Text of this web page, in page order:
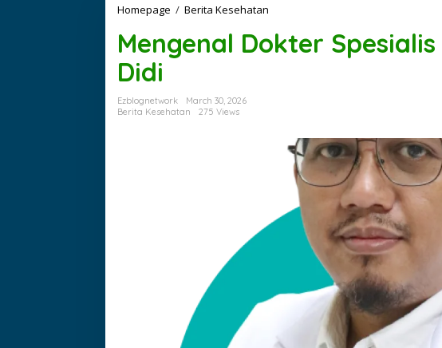
Homepage / Berita Kesehatan
Spesialis
Ortopedi
Mengenal Dokter
Didi
Ezblognetwork
March 30, 2026
Berita Kesehatan
275 Views